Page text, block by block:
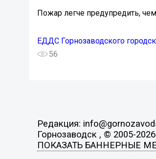
Пожар легче предупредить,
ЕДДС Горнозаводского
56
Редакция:
Горнозаводск , © 2005-
ПОКАЗАТЬ БАННЕРНЫЕ